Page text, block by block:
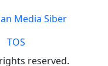
Media Siber
TOS
reserved.